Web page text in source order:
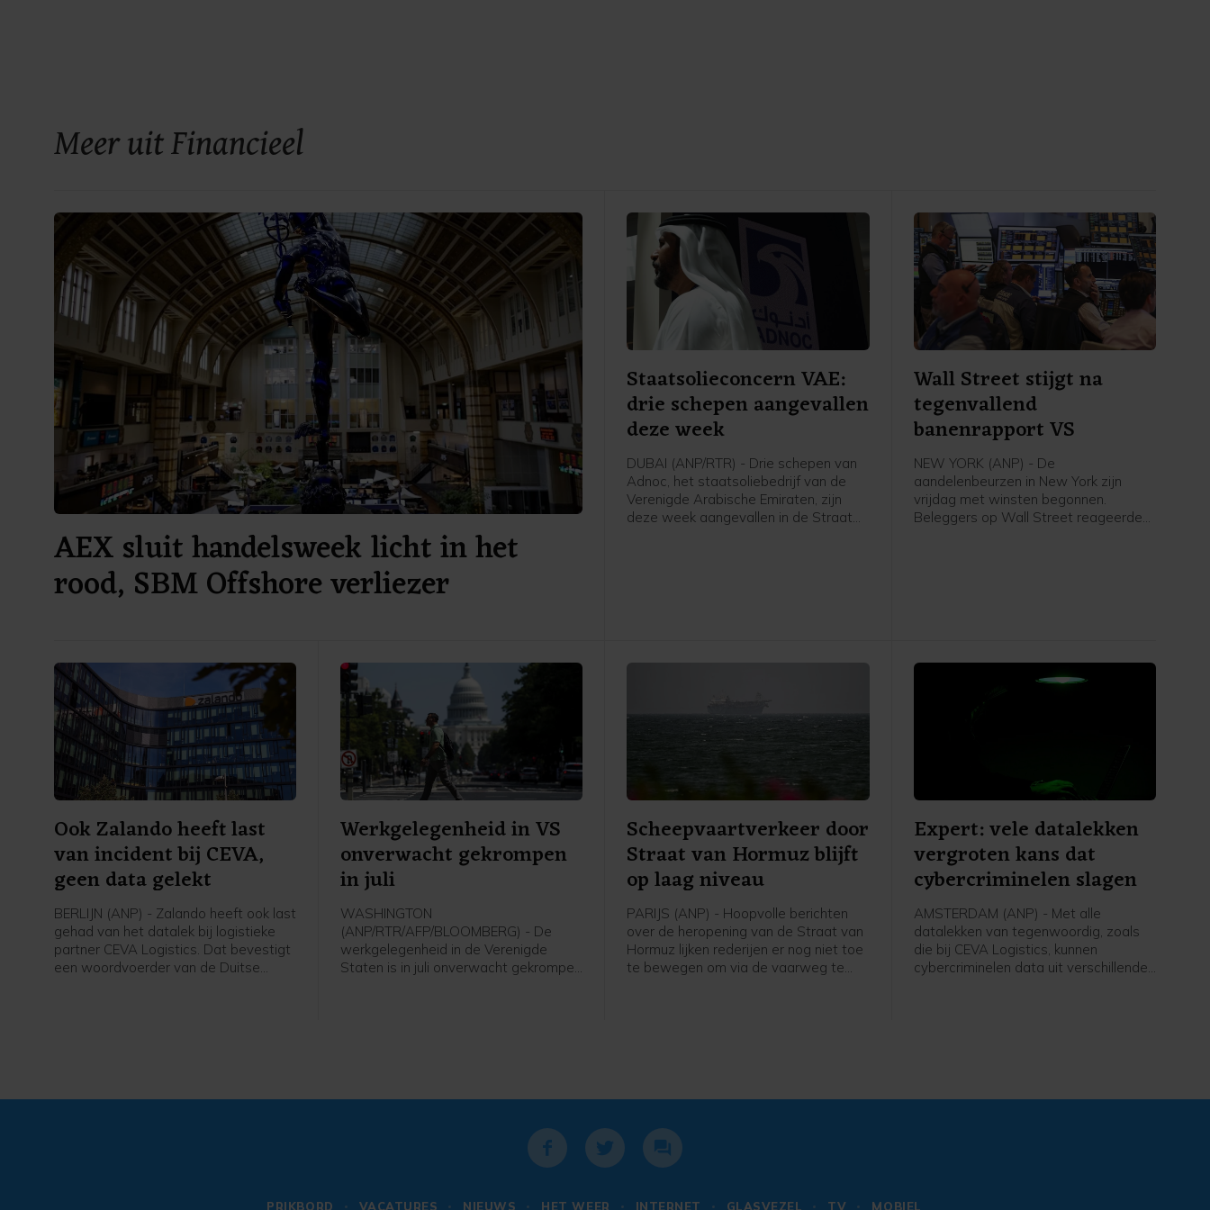
Meer uit Financieel
AEX sluit handelsweek licht in het
rood, SBM Offshore verliezer
Staatsolieconcern VAE:
drie schepen aangevallen
deze week
DUBAI (ANP/RTR) - Drie schepen van
Adnoc, het staatsoliebedrijf van de
Verenigde Arabische Emiraten, zijn
deze week aangevallen in de Straat
Wall Street stijgt na
tegenvallend
banenrapport VS
NEW YORK (ANP) - De
aandelenbeurzen in New York zijn
vrijdag met winsten begonnen.
Beleggers op Wall Street reageerden
voorzichtiger worden met het
verhogen van de rente.
Ook Zalando heeft last
van incident bij CEVA,
geen data gelekt
BERLIJN (ANP) - Zalando heeft ook last
gehad van het datalek bij logistieke
partner CEVA Logistics. Dat bevestigt
een woordvoerder van de Duitse
Werkgelegenheid in VS
onverwacht gekrompen
in juli
WASHINGTON
(ANP/RTR/AFP/BLOOMBERG) - De
werkgelegenheid in de Verenigde
Staten is in juli onverwacht gekrompen
banen. Voor die maand werd eerder
een groei met 57.000 arbeidsplaatsen
Scheepvaartverkeer door
Straat van Hormuz blijft
op laag niveau
PARIJS (ANP) - Hoopvolle berichten
over de heropening van de Straat van
Hormuz lijken rederijen er nog niet toe
te bewegen om via de vaarweg te
Expert: vele datalekken
vergroten kans dat
cybercriminelen slagen
AMSTERDAM (ANP) - Met alle
datalekken van tegenwoordig, zoals
die bij CEVA Logistics, kunnen
cybercriminelen data uit verschillende
PRIKBORD VACATURES NIEUWS HET WEER INTERNET GLASVEZEL TV MOBIEL